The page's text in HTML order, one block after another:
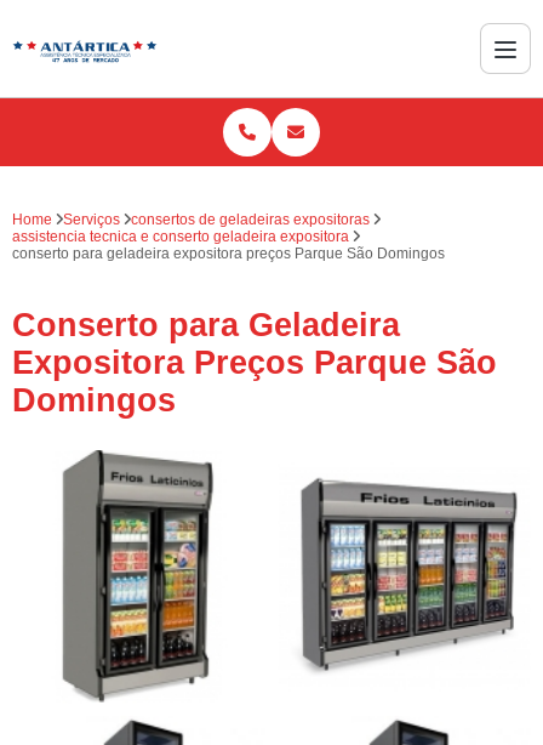
Home Serviços
consertos de geladeiras expositoras
assistencia tecnica e conserto geladeira expositora
conserto para geladeira expositora preços Parque São Domingos
Conserto para Geladeira
Expositora Preços Parque São
Domingos